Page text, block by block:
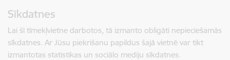
Sīkdatnes
Lai šī tīmekļvietne darbotos, tā izmanto obligāti nepieciešamās
sīkdatnes. Ar Jūsu piekrišanu papildus šajā vietnē var tikt
izmantotas statistikas un sociālo mediju sīkdatnes.